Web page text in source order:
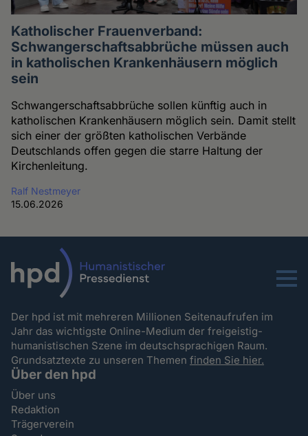
Katholischer Frauenverband:
Schwangerschaftsabbrüche müssen auch
in katholischen Krankenhäusern möglich
sein
Schwangerschaftsabbrüche sollen künftig auch in
katholischen Krankenhäusern möglich sein. Damit stellt
sich einer der größten katholischen Verbände
Deutschlands offen gegen die starre Haltung der
Kirchenleitung.
Ralf Nestmeyer
15.06.2026
Menu
Der hpd ist mit mehreren Millionen Seitenaufrufen im
Jahr das wichtigste Online-Medium der freigeistig-
humanistischen Szene im deutschsprachigen Raum.
Grundsatztexte zu unseren Themenfinden Sie hier.
Über den hpd
Über uns
Redaktion
Trägerverein